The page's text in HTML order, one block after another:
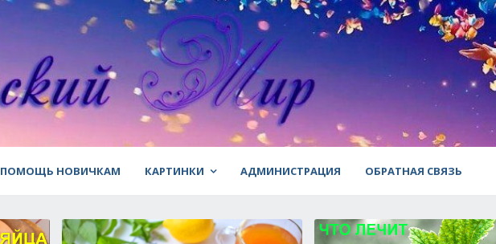
ПОМОЩЬ НОВИЧКАМ КАРТИНКИ АДМИНИСТРАЦИЯ ОБРАТНАЯ СВЯЗЬ